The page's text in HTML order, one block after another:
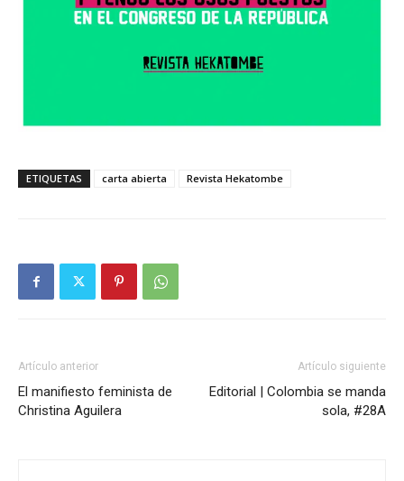
ETIQUETAS carta abierta Revista Hekatombe
Artículo anterior
El manifiesto feminista de
Christina Aguilera
Artículo siguiente
Editorial | Colombia se manda
sola, #28A